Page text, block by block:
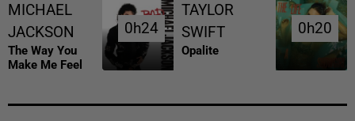
MICHAEL
JACKSON
The Way You
Make Me Feel
0h24
0h24
TAYLOR
SWIFT
Opalite
0h20
0h20